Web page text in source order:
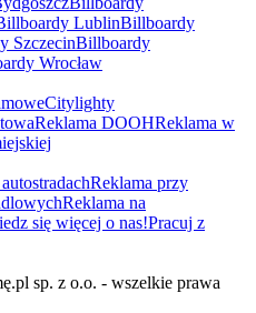
LublinBillboardy
SzczecinBillboardy
Wrocław
Citylighty
Reklama DOOHReklama w
Reklama przy
Reklama na
się więcej o nas!Pracuj z
sp. z o.o. - wszelkie prawa